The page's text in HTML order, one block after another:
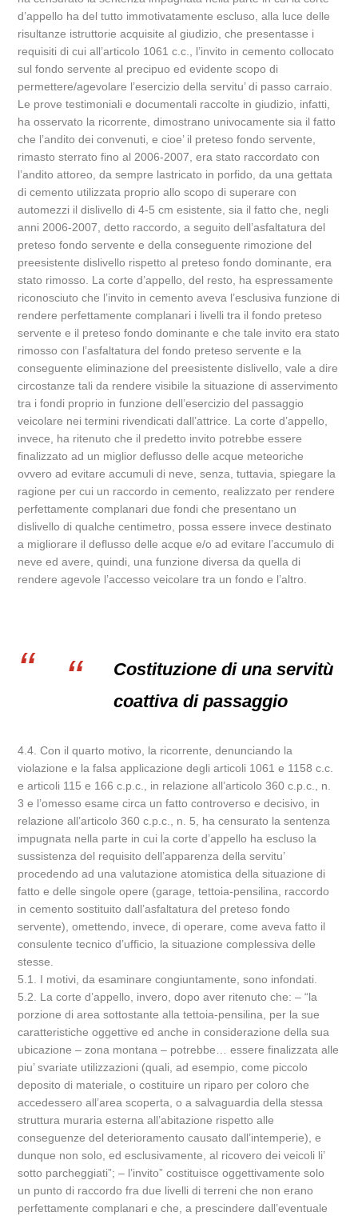
d’appello ha del tutto immotivatamente escluso, alla luce delle
risultanze istruttorie acquisite al giudizio, che presentasse i
requisiti di cui all’articolo 1061 c.c., l’invito in cemento collocato
sul fondo servente al precipuo ed evidente scopo di
permettere/agevolare l’esercizio della servitu’ di passo carraio.
Le prove testimoniali e documentali raccolte in giudizio, infatti,
ha osservato la ricorrente, dimostrano univocamente sia il fatto
che l’andito dei convenuti, e cioe’ il preteso fondo servente,
rimasto sterrato fino al 2006-2007, era stato raccordato con
l’andito attoreo, da sempre lastricato in porfido, da una gettata
di cemento utilizzata proprio allo scopo di superare con
automezzi il dislivello di 4-5 cm esistente, sia il fatto che, negli
anni 2006-2007, detto raccordo, a seguito dell’asfaltatura del
preteso fondo servente e della conseguente rimozione del
preesistente dislivello rispetto al preteso fondo dominante, era
stato rimosso. La corte d’appello, del resto, ha espressamente
riconosciuto che l’invito in cemento aveva l’esclusiva funzione di
rendere perfettamente complanari i livelli tra il fondo preteso
servente e il preteso fondo dominante e che tale invito era stato
rimosso con l’asfaltatura del fondo preteso servente e la
conseguente eliminazione del preesistente dislivello, vale a dire
circostanze tali da rendere visibile la situazione di asservimento
tra i fondi proprio in funzione dell’esercizio del passaggio
veicolare nei termini rivendicati dall’attrice. La corte d’appello,
invece, ha ritenuto che il predetto invito potrebbe essere
finalizzato ad un miglior deflusso delle acque meteoriche
ovvero ad evitare accumuli di neve, senza, tuttavia, spiegare la
ragione per cui un raccordo in cemento, realizzato per rendere
perfettamente complanari due fondi che presentano un
dislivello di qualche centimetro, possa essere invece destinato
a migliorare il deflusso delle acque e/o ad evitare l’accumulo di
neve ed avere, quindi, una funzione diversa da quella di
rendere agevole l’accesso veicolare tra un fondo e l’altro.
Costituzione di una servitù
coattiva di passaggio
4.4. Con il quarto motivo, la ricorrente, denunciando la
violazione e la falsa applicazione degli articoli 1061 e 1158 c.c.
e articoli 115 e 166 c.p.c., in relazione all’articolo 360 c.p.c., n.
3 e l’omesso esame circa un fatto controverso e decisivo, in
relazione all’articolo 360 c.p.c., n. 5, ha censurato la sentenza
impugnata nella parte in cui la corte d’appello ha escluso la
sussistenza del requisito dell’apparenza della servitu’
procedendo ad una valutazione atomistica della situazione di
fatto e delle singole opere (garage, tettoia-pensilina, raccordo
in cemento sostituito dall’asfaltatura del preteso fondo
servente), omettendo, invece, di operare, come aveva fatto il
consulente tecnico d’ufficio, la situazione complessiva delle
stesse.
5.1. I motivi, da esaminare congiuntamente, sono infondati.
5.2. La corte d’appello, invero, dopo aver ritenuto che: – “la
porzione di area sottostante alla tettoia-pensilina, per la sue
caratteristiche oggettive ed anche in considerazione della sua
ubicazione – zona montana – potrebbe… essere finalizzata alle
piu’ svariate utilizzazioni (quali, ad esempio, come piccolo
deposito di materiale, o costituire un riparo per coloro che
accedessero all’area scoperta, o a salvaguardia della stessa
struttura muraria esterna all’abitazione rispetto alle
conseguenze del deterioramento causato dall’intemperie), e
dunque non solo, ed esclusivamente, al ricovero dei veicoli li’
sotto parcheggiati”; – l’invito” costituisce oggettivamente solo
un punto di raccordo fra due livelli di terreni che non erano
perfettamente complanari e che, a prescindere dall’eventuale